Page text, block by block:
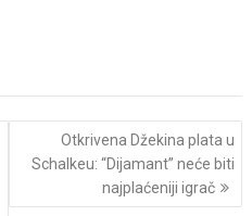
Otkrivena Džekina plata u
Schalkeu: “Dijamant” neće biti
najplaćeniji igrač